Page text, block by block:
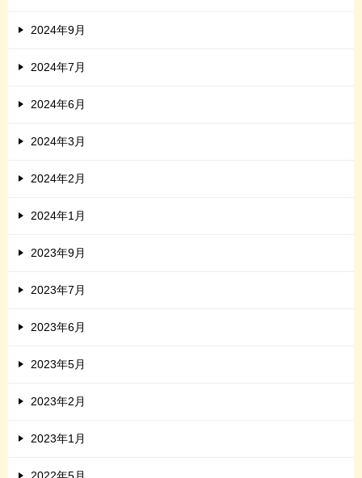
2024年9月
2024年7月
2024年6月
2024年3月
2024年2月
2024年1月
2023年9月
2023年7月
2023年6月
2023年5月
2023年2月
2023年1月
2022年5月